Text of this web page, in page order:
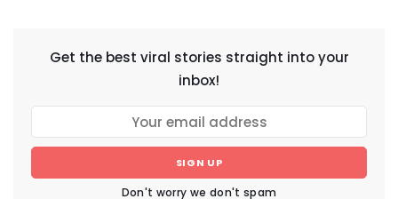
Get the best viral stories straight into your
inbox!
SIGN UP
Don't worry we don't spam